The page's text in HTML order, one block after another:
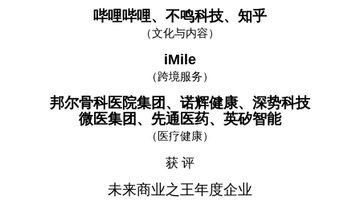
哔哩哔哩、不鸣科技、知乎
（文化与内容）
iMile
（跨境服务）
邦尔骨科医院集团、诺辉健康、深势科技
微医集团、先通医药、英矽智能
（医疗健康）
获 评
未来商业之王年度企业